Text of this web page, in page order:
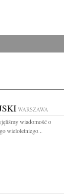
WARSZAWA
wiadomość o
wieloletniego...